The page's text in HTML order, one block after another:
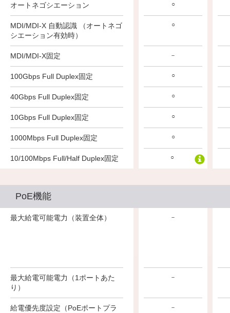
オートネゴシエーション
MDI/MDI-X 自動認識 （オートネゴ
シエーション有効時）
MDI/MDI-X固定
100Gbps Full Duplex固定
40Gbps Full Duplex固定
10Gbps Full Duplex固定
1000Mbps Full Duplex固定
10/100Mbps Full/Half Duplex固定
○
○
－
○
○
○
○
○
PoE機能
最大給電可能電力（装置全体）
最大給電可能電力（1ポートあた
り）
給電優先度設定（PoEポートプラ
－
－
－